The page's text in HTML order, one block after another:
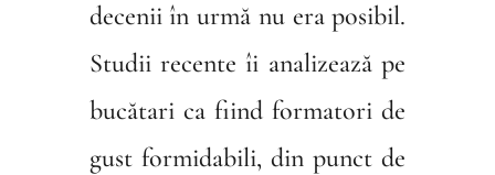
decenii în urmă nu era posibil.
Studii recente îi analizează pe
bucătari ca fiind formatori de
gust formidabili, din punct de